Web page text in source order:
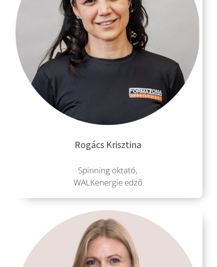
Rogács Krisztina
Spinning oktató,
WALKenergie edző